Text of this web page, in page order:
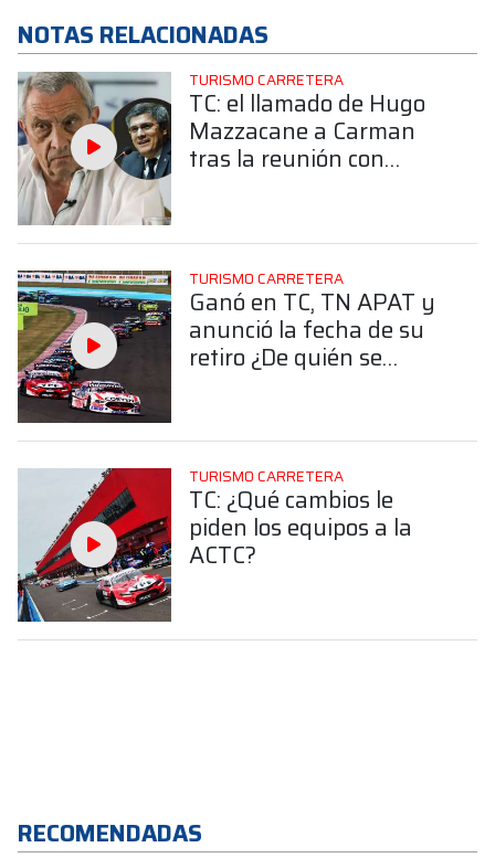
NOTAS RELACIONADAS
TURISMO CARRETERA
TC: el llamado de Hugo
Mazzacane a Carman
tras la reunión con
TURISMO CARRETERA
Ganó en TC, TN APAT y
anunció la fecha de su
retiro ¿De quién se
TURISMO CARRETERA
TC: ¿Qué cambios le
piden los equipos a la
ACTC?
RECOMENDADAS